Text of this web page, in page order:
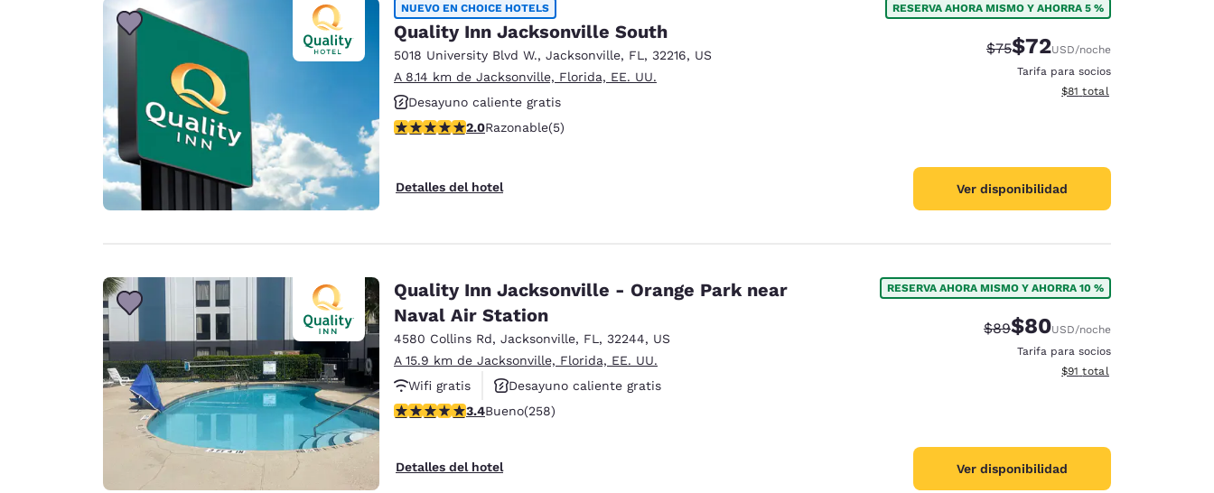
NUEVO EN CHOICE HOTELS
Quality Inn Jacksonville South
5018 University Blvd W., Jacksonville, FL , 32216, US
A 8.14 km de Jacksonville, Florida, EE. UU.
Desayuno caliente gratis
Calificación de 2 estrellas. Razonable. 5 reseñas
2.0Razonable(5)
Detalles del hotel
RESERVA AHORA MISMO Y AHORRA 5 %
Tarifa tachada:
$75Tarifa reducida:
$72USD/noche
Tarifa para socios
Ver detalles totales
$81 total
Ver disponibilidad
Quality Inn Jacksonville - Orange Park near
Naval Air Station
4580 Collins Rd, Jacksonville, FL , 32244, US
A 15.9 km de Jacksonville, Florida, EE. UU.
Wifi gratis
Desayuno caliente gratis
Hoteles que aceptan mascotas
Calificación de 3.35 estrellas. Bueno. 258 reseñas
3.4Bueno(258)
Detalles del hotel
RESERVA AHORA MISMO Y AHORRA 10 %
Tarifa tachada:
$89Tarifa reducida:
$80USD/noche
Tarifa para socios
Ver detalles totales
$91 total
Ver disponibilidad